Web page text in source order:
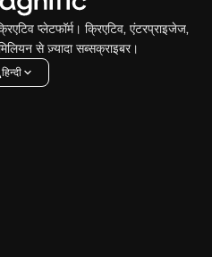
प्लेटफॉर्म। क्रिएटिव, एंटरप्राइजेज,
से ज़्यादा सब्सक्राइबर।
हिन्दी